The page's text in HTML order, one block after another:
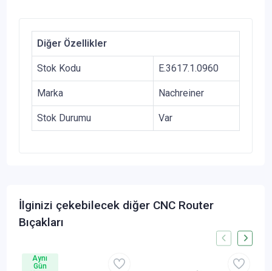
Diğer Özellikler
Stok Kodu E.3617.1.0960
Marka Nachreiner
Stok Durumu Var
İlginizi çekebilecek diğer CNC Router
Bıçakları
Aynı
Gün